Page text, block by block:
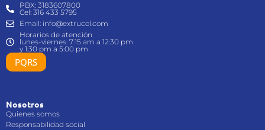
PBX: 3183607800
Cel: 316 433 5795
Email: info@extrucol.com
Horarios de atención
lunes-viernes: 7:15 am a 12:30 pm
y 1:30 pm a 5:00 pm
PQRS
Nosotros
Quienes somos
Responsabilidad social